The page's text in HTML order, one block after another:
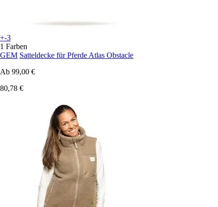
+-3
1 Farben
GEM Satteldecke für Pferde Atlas Obstacle
Ab 99,00 €
80,78 €